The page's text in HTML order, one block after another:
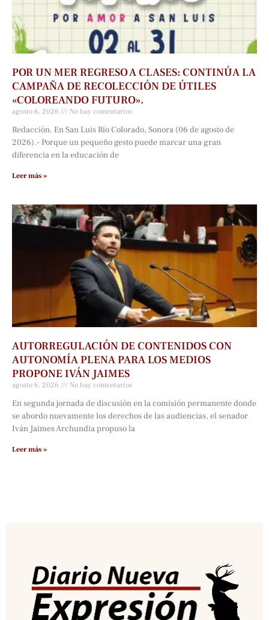
POR UN MER REGRESO A CLASES: CONTINÚA LA
CAMPAÑA DE RECOLECCIÓN DE ÚTILES
«COLOREANDO FUTURO».
agosto 6, 2026 No hay comentarios
Redacción. En San Luis Río Colorado, Sonora (06 de agosto de
2026).- Porque un pequeño gesto puede marcar una gran
diferencia en la educación de
Leer más »
AUTORREGULACIÓN DE CONTENIDOS CON
AUTONOMÍA PLENA PARA LOS MEDIOS
PROPONE IVÁN JAIMES
agosto 6, 2026 No hay comentarios
En segunda jornada de discusión en la comisión permanente donde
se abordo nuevamente los derechos de las audiencias, el senador
Iván Jaimes Archundia propuso la
Leer más »